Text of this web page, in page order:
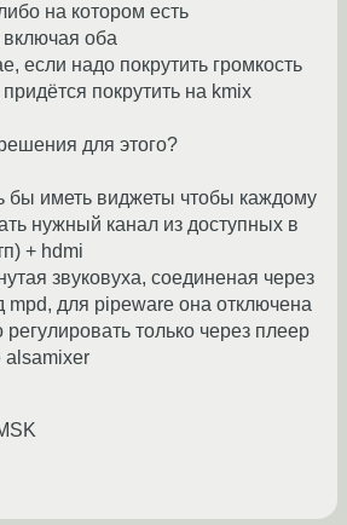
на котором есть
оба
если надо покрутить громкость
покрутить на kmix
для этого?
бы иметь виджеты чтобы каждому
нужный канал из доступных в
+ hdmi
звуковуха, соединеная через
mpd, для pipeware она отключена
только через плеер
alsamixer